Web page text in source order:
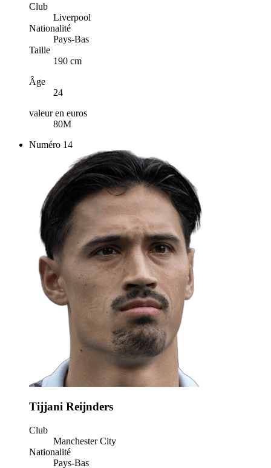
Club
Liverpool
Nationalité
Pays-Bas
Taille
190 cm
Âge
24
valeur en euros
80M
Numéro 14
Tijjani Reijnders
Club
Manchester City
Nationalité
Pays-Bas